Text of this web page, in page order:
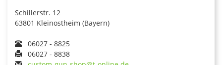
Schillerstr. 12
63801 Kleinostheim (Bayern)
06027 - 8825
06027 - 8838